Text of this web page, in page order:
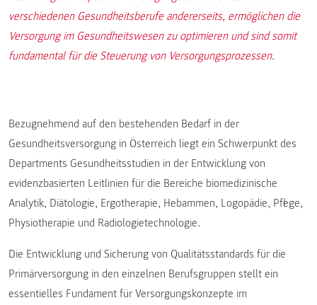
verschiedenen Gesundheitsberufe andererseits, ermöglichen die
Versorgung im Gesundheitswesen zu optimieren und sind somit
fundamental für die Steuerung von Versorgungsprozessen.
Bezugnehmend auf den bestehenden Bedarf in der
Gesundheitsversorgung in Österreich liegt ein Schwerpunkt des
Departments Gesundheitsstudien in der Entwicklung von
evidenzbasierten Leitlinien für die Bereiche biomedizinische
Analytik, Diätologie, Ergotherapie, Hebammen, Logopädie, Pflege,
Physiotherapie und Radiologietechnologie.
Die Entwicklung und Sicherung von Qualitätsstandards für die
Primärversorgung in den einzelnen Berufsgruppen stellt ein
essentielles Fundament für Versorgungskonzepte im